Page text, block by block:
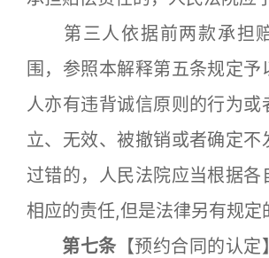
第三人依据前两款承担
围，参照本解释第五条规定予
人亦有违背诚信原则的行为或
立、无效、被撤销或者确定不
过错的，人民法院应当根据各
相应的责任,但是法律另有规定
第七条 【预约合同的认